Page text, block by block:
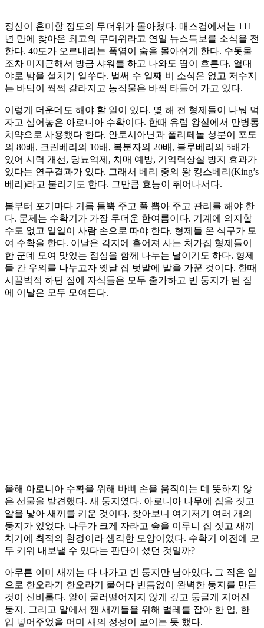
정신이 혼미할 정도의 무더위가 몰아쳤다. 매스컴에서는 111
년 만에 찾아온 최고의 무더위라고 연일 뉴스특보를 소식을 전
한다. 40도가 오르내리는 폭염이 숨을 몰아쉬게 한다. 수돗물
조차 미지근해서 방금 샤워를 하고 나와도 땀이 흐른다. 열대
야로 밤을 설치기 일쑤다. 벌써 수 일째 비 소식은 없고 저수지
는 바닥이 쩍쩍 갈라지고 농작물은 바짝 타들어 가고 있다.
이렇게 더운데도 해야 할 일이 있다. 몇 해 전 형제들이 나눠 먹
자고 심어놓은 아로니아 수확이다. 한때 유럽 왕실에서 만병통
치약으로 사용했다 한다. 안토시아닌과 폴리페놀 성분이 포도
의 80배, 크린베리의 10배, 복분자의 20배, 블루베리의 5배가
있어 시력 개선, 당뇨억제, 치매 예방, 기억력상실 방지 효과가
있다는 연구결과가 있다. 그래서 베리 중의 왕 킹스베리(King’s
베리)라고 불리기도 한다. 그만큼 효능이 뛰어나서다.
봄부터 포기마다 거름 듬뿍 주고 풀 뽑아 주고 관리를 해야 한
다. 문제는 수확기가 가장 무더운 한여름이다. 기계에 의지할
수도 없고 일일이 사람 손으로 따야 한다. 형제들 온 식구가 모
여 수확을 한다. 이날은 각지에 흩어져 사는 처가집 형제들이
한 군데 모여 맛있는 점심을 함께 나누는 날이기도 하다. 형제
들 간 우의를 나누고자 옛날 집 텃밭에 밭을 가꾼 것이다. 한때
시끌벅적 하던 집에 자식들은 모두 출가하고 빈 둥지가 된 집
에 이날은 모두 모여든다.
올해 아로니아 수확을 위해 바삐 손을 움직이는 데 뜻하지 않
은 선물을 발견했다. 새 둥지였다. 아로니아 나무에 집을 짓고
알을 낳아 새끼를 키운 것이다. 찾아보니 여기저기 여러 개의
둥지가 있었다. 나무가 크게 자라고 숲을 이루니 집 짓고 새끼
치기에 최적의 환경이라 생각한 모양이었다. 수확기 이전에 모
두 키워 내보낼 수 있다는 판단이 섰던 것일까?
아무튼 이미 새끼는 다 나가고 빈 둥지만 남아있다. 그 작은 입
으로 한오라기 한오라기 물어다 빈틈없이 완벽한 둥지를 만든
것이 신비롭다. 알이 굴러떨어지지 않게 깊고 둥글게 지어진
둥지. 그리고 알에서 깬 새끼들을 위해 벌레를 잡아 한 입, 한
입 넣어주었을 어미 새의 정성이 보이는 듯 했다.